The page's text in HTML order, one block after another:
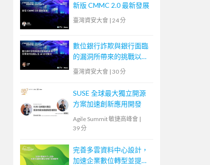
新版 CMMC 2.0 最新發展
臺灣資安大會 | 24 分
數位銀行詐欺與銀行面臨
的漏洞所帶來的挑戰以及
AI 如何幫助
臺灣資安大會 | 30 分
SUSE 全球最大獨立開源
方案加速創新應用開發
Agile Summit 敏捷高峰會 |
39 分
完善多雲資料中心設計，
加速企業數位轉型並提升